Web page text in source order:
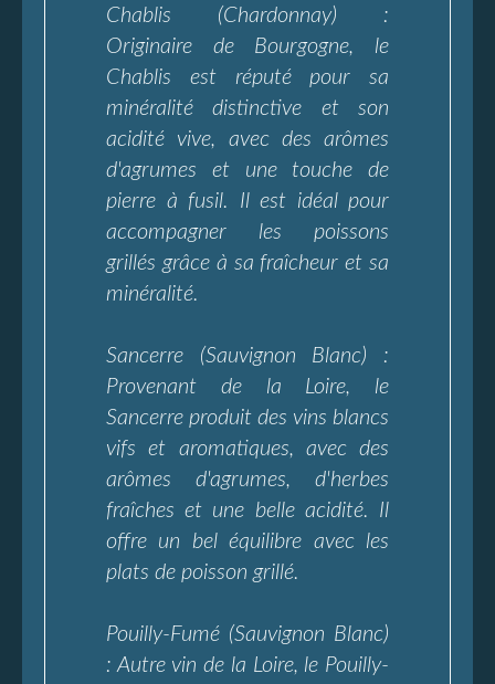
Chablis (Chardonnay) :
Originaire de Bourgogne, le
Chablis est réputé pour sa
minéralité distinctive et son
acidité vive, avec des arômes
d'agrumes et une touche de
pierre à fusil. Il est idéal pour
accompagner les poissons
grillés grâce à sa fraîcheur et sa
minéralité.
Sancerre (Sauvignon Blanc) :
Provenant de la Loire, le
Sancerre produit des vins blancs
vifs et aromatiques, avec des
arômes d'agrumes, d'herbes
fraîches et une belle acidité. Il
offre un bel équilibre avec les
plats de poisson grillé.
Pouilly-Fumé (Sauvignon Blanc)
: Autre vin de la Loire, le Pouilly-